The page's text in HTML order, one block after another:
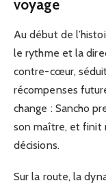
voyage
Au début de
le rythme et la
contre-cœur,
récompenses
change : Sancho
son maître, et finit
décisions.
Sur la route, la